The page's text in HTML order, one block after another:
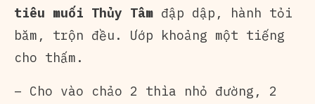
tiêu muối Thủy Tâm đập dập, hành tỏi
băm, trộn đều. Ướp khoảng một tiếng
cho thấm.
– Cho vào chảo 2 thìa nhỏ đường, 2